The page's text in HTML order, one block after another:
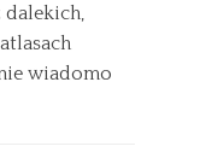
dalekich,
wiadomo